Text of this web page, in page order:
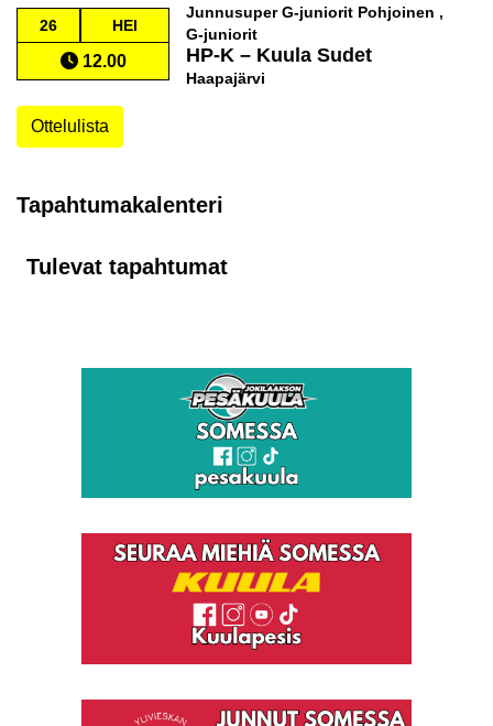
26 HEI
12.00
Junnusuper G-juniorit Pohjoinen ,
G-juniorit
HP-K – Kuula Sudet
Haapajärvi
Ottelulista
Tapahtumakalenteri
Tulevat tapahtumat